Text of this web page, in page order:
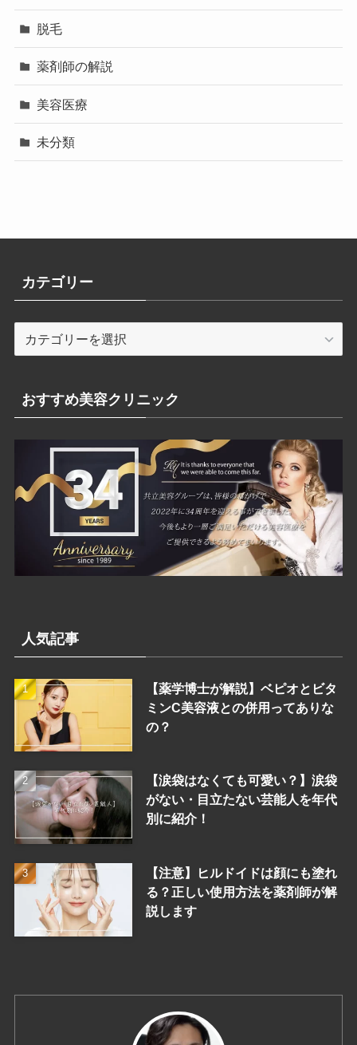
脱毛
薬剤師の解説
美容医療
未分類
カテゴリー
リ
ー
おすすめ美容クリニック
人気記事
【薬学博士が解説】ベピオとビタ
ミンC美容液との併用ってありな
の？
【涙袋はなくても可愛い？】涙袋
がない・目立たない芸能人を年代
別に紹介！
【注意】ヒルドイドは顔にも塗れ
る？正しい使用方法を薬剤師が解
説します